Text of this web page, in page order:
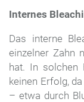
Internes
Das interne
einzelner Zahn
hat. In solchen
keinen Erfolg,
– etwa durch